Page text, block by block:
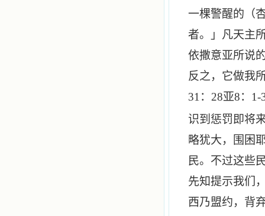
一棵警醒的（
者。」凡天主
依撒意亚所说
反之，它做我
31 ： 28亚8： 1-
识到惩罚即将
略犹大，围困
民。不过这些
先知提示我们
西乃盟约，背